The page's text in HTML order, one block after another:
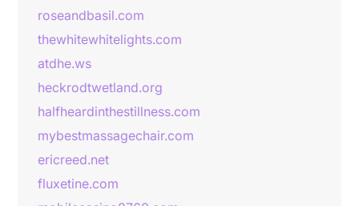
roseandbasil.com
thewhitewhitelights.com
atdhe.ws
heckrodtwetland.org
halfheardinthestillness.com
mybestmassagechair.com
ericreed.net
fluxetine.com